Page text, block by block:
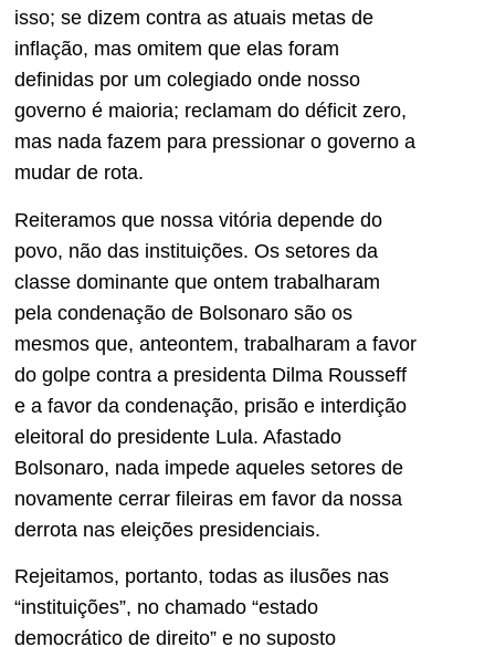
isso; se dizem contra as atuais metas de
inflação, mas omitem que elas foram
definidas por um colegiado onde nosso
governo é maioria; reclamam do déficit zero,
mas nada fazem para pressionar o governo a
mudar de rota.
Reiteramos que nossa vitória depende do
povo, não das instituições. Os setores da
classe dominante que ontem trabalharam
pela condenação de Bolsonaro são os
mesmos que, anteontem, trabalharam a favor
do golpe contra a presidenta Dilma Rousseff
e a favor da condenação, prisão e interdição
eleitoral do presidente Lula. Afastado
Bolsonaro, nada impede aqueles setores de
novamente cerrar fileiras em favor da nossa
derrota nas eleições presidenciais.
Rejeitamos, portanto, todas as ilusões nas
“instituições”, no chamado “estado
democrático de direito” e no suposto